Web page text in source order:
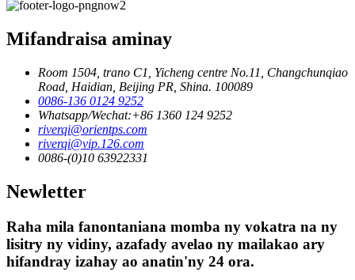
Mifandraisa aminay
Room 1504, trano C1, Yicheng centre No.11, Changchunqiao
Road, Haidian, Beijing PR, Shina. 100089
0086-136 0124 9252
Whatsapp/Wechat:+86 1360 124 9252
riverqi@orientps.com
riverqi@vip.126.com
0086-(0)10 63922331
Newletter
Raha mila fanontaniana momba ny vokatra na ny
lisitry ny vidiny, azafady avelao ny mailakao ary
hifandray izahay ao anatin'ny 24 ora.